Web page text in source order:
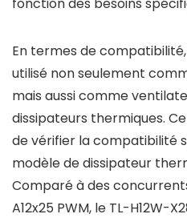
En termes de
utilisé non seulement
mais aussi comme
dissipateurs thermiques.
de vérifier la compatibilité
modèle de dissipateur
Comparé à des
A12x25 PWM, le TL-H12W-